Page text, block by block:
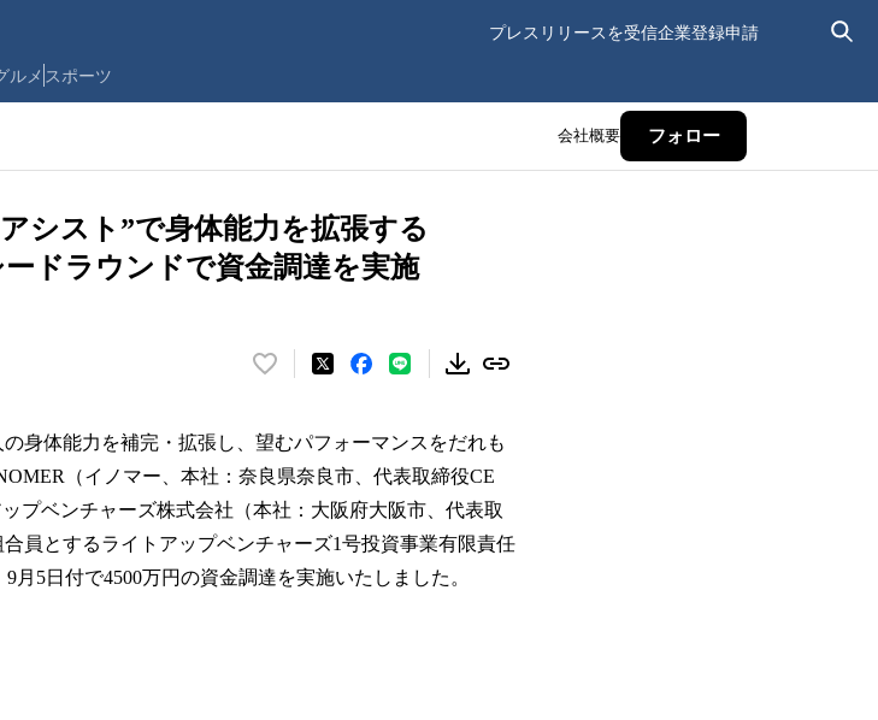
プレスリリースを受信企業登録申請
ルメ スポーツ
会社概要 フォロー
シスト”で身体能力を拡張する
ラウンドで資金調達を実施
い
！
数
を
み
込
身体能力を補完・拡張し、望むパフォーマンスをだれも
（イノマー、本社：奈良県奈良市、代表取締役CE
プベンチャーズ株式会社（本社：大阪府大阪市、代表取
員とするライトアップベンチャーズ1号投資事業有限責任
5日付で4500万円の資金調達を実施いたしました。